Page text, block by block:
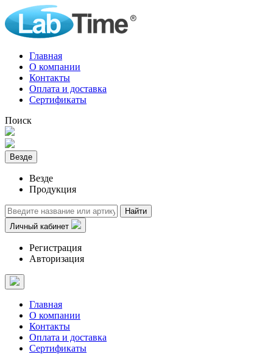
Главная
О компании
Контакты
Оплата и доставка
Сертификаты
Поиск
Везде
Везде
Продукция
Найти
Личный кабинет
Регистрация
Авторизация
Главная
О компании
Контакты
Оплата и доставка
Сертификаты